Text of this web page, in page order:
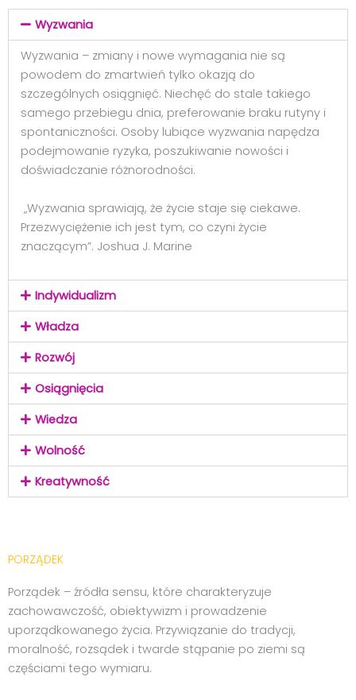
Wyzwania
Wyzwania – zmiany i nowe wymagania nie są
powodem do zmartwień tylko okazją do
szczególnych osiągnięć. Niechęć do stale takiego
samego przebiegu dnia, preferowanie braku rutyny i
spontaniczności. Osoby lubiące wyzwania napędza
podejmowanie ryzyka, poszukiwanie nowości i
doświadczanie różnorodności.
„Wyzwania sprawiają, że życie staje się ciekawe.
Przezwyciężenie ich jest tym, co czyni życie
znaczącym”. Joshua J. Marine
Indywidualizm
Władza
Rozwój
Osiągnięcia
Wiedza
Wolność
Kreatywność
PORZĄDEK
Porządek – źródła sensu, które charakteryzuje
zachowawczość, obiektywizm i prowadzenie
uporządkowanego życia. Przywiązanie do tradycji,
moralność, rozsądek i twarde stąpanie po ziemi są
częściami tego wymiaru.